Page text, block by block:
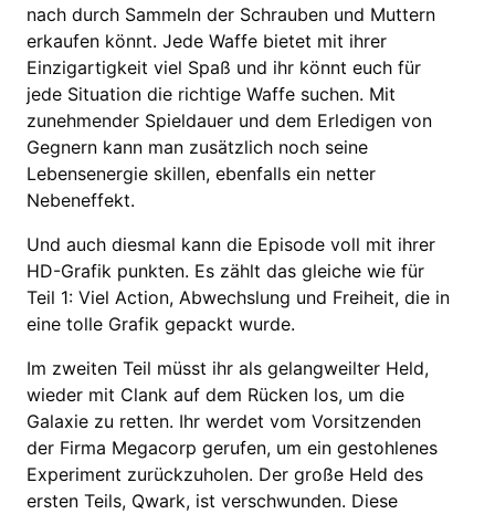
nach durch Sammeln der Schrauben und Muttern
erkaufen könnt. Jede Waffe bietet mit ihrer
Einzigartigkeit viel Spaß und ihr könnt euch für
jede Situation die richtige Waffe suchen. Mit
zunehmender Spieldauer und dem Erledigen von
Gegnern kann man zusätzlich noch seine
Lebensenergie skillen, ebenfalls ein netter
Nebeneffekt.
Und auch diesmal kann die Episode voll mit ihrer
HD-Grafik punkten. Es zählt das gleiche wie für
Teil 1: Viel Action, Abwechslung und Freiheit, die in
eine tolle Grafik gepackt wurde.
Im zweiten Teil müsst ihr als gelangweilter Held,
wieder mit Clank auf dem Rücken los, um die
Galaxie zu retten. Ihr werdet vom Vorsitzenden
der Firma Megacorp gerufen, um ein gestohlenes
Experiment zurückzuholen. Der große Held des
ersten Teils, Qwark, ist verschwunden. Diese